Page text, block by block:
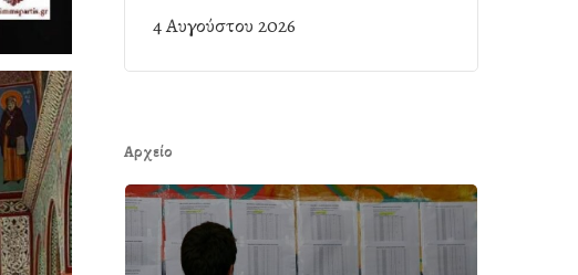
4 Αυγούστου 2026
Αρχείο